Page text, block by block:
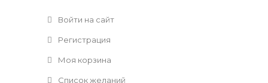
Войти на сайт
Регистрация
Моя корзина
Список желаний